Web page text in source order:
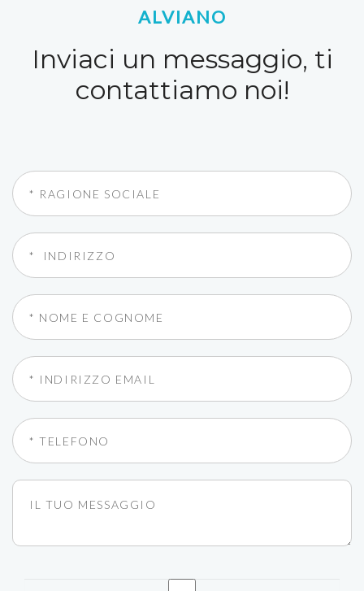
ALVIANO
Inviaci un messaggio, ti
contattiamo noi!